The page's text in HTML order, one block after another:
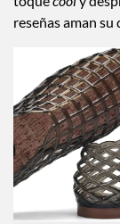
marcas como
traslúcida y
ganadora para
toquecooly
reseñas aman